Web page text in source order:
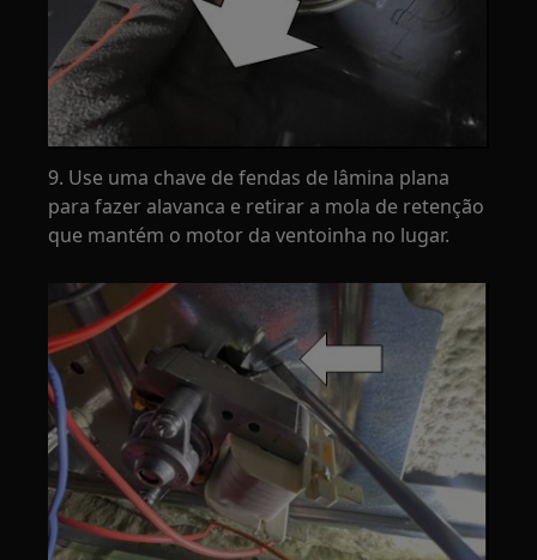
9. Use uma chave de fendas de lâmina plana
para fazer alavanca e retirar a mola de retenção
que mantém o motor da ventoinha no lugar.